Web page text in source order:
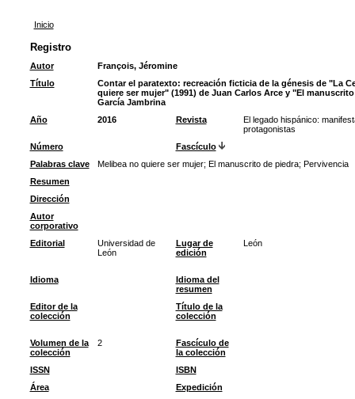
Inicio
Registro
Autor
François, Jéromine
Título
Contar el paratexto: recreación ficticia de la génesis de "La
quiere ser mujer" (1991) de Juan Carlos Arce y "El
García Jambrina
Año
2016 Revista
El legado hispánico:
protagonistas
Número
Fascículo
Palabras clave
Melibea no quiere ser mujer; El manuscrito de piedra; Pervivencia
Resumen
Dirección
Autor
corporativo
Editorial
Universidad de
León
Lugar de
edición
León
Idioma
Idioma del
resumen
Editor de la
colección
Título de la
colección
Volumen de la
colección
2
Fascículo de
la colección
ISSN
ISBN
Área
Expedición